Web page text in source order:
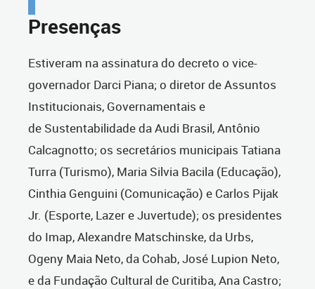
Presenças
Estiveram na assinatura do decreto o vice-
governador Darci Piana; o diretor de Assuntos
Institucionais, Governamentais e
de Sustentabilidade da Audi Brasil, Antônio
Calcagnotto; os secretários municipais Tatiana
Turra (Turismo), Maria Silvia Bacila (Educação),
Cinthia Genguini (Comunicação) e Carlos Pijak
Jr. (Esporte, Lazer e Juvertude); os presidentes
do Imap, Alexandre Matschinske, da Urbs,
Ogeny Maia Neto, da Cohab, José Lupion Neto,
e da Fundação Cultural de Curitiba, Ana Castro;